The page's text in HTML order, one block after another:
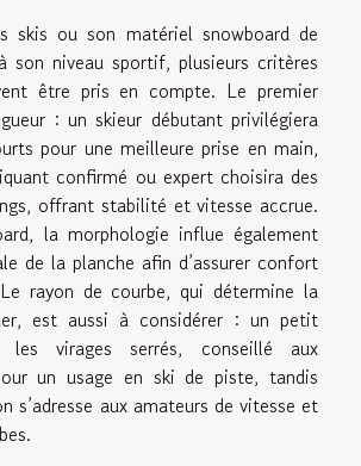
skis ou son matériel snowboard de
son niveau sportif, plusieurs critères
être pris en compte. Le premier
: un skieur débutant privilégiera
pour une meilleure prise en main,
confirmé ou expert choisira des
offrant stabilité et vitesse accrue.
la morphologie influe également
de la planche afin d’assurer confort
rayon de courbe, qui détermine la
est aussi à considérer : un petit
les virages serrés, conseillé aux
un usage en ski de piste, tandis
s’adresse aux amateurs de vitesse et